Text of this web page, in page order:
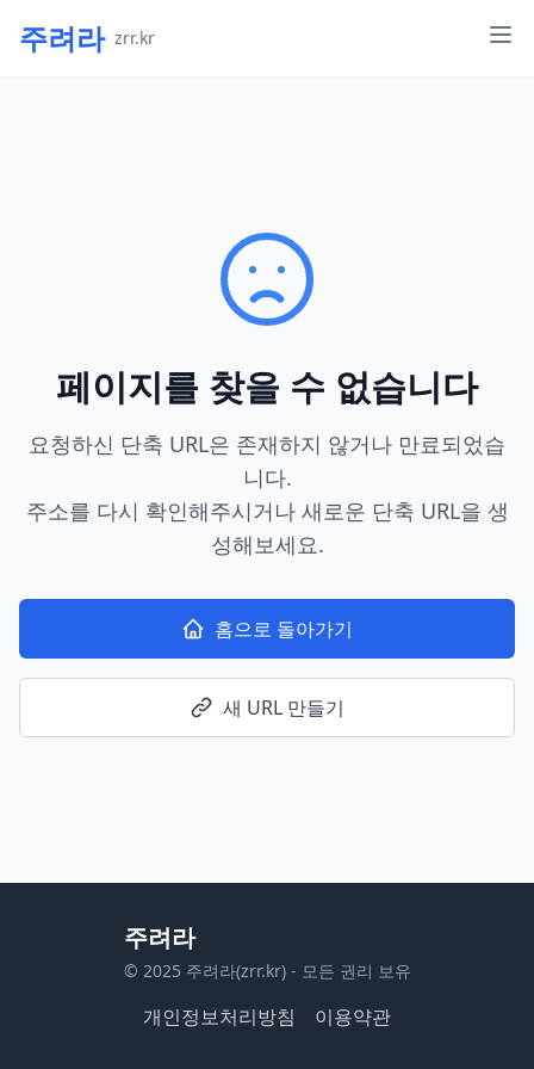
주려라 zrr.kr
페이지를 찾을 수 없습니다
요청하신 단축 URL은 존재하지 않거나 만료되었습
니다.
주소를 다시 확인해주시거나 새로운 단축 URL을 생
성해보세요.
홈으로 돌아가기
새 URL 만들기
주려라
© 2025 주려라(zrr.kr) - 모든 권리 보유
개인정보처리방침 이용약관